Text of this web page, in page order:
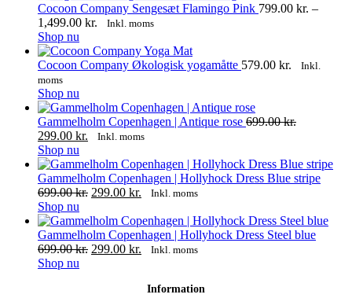
Cocoon Company Sengesæt Flamingo Pink 799.00 kr. –
1,499.00 kr. Prisinterval:
til
1,499.00 kr.
Inkl. moms
Shop nu
vare
har
Mulighederne
kan
vælges
varesiden
Cocoon Company Økologisk yogamåtte 579.00 kr.
Inkl.
moms
Shop nu
Gammelholm Copenhagen | Antique rose 699.00kr.
Den
oprindelige
pris
var:
699.00 kr..
299.00 kr. Den
pris
er:
299.00 kr..
Inkl. moms
Shop nu
vare
har
flere
Mulighederne
kan
vælges
Gammelholm Copenhagen | Hollyhock Dress Blue stripe
699.00kr. Den
pris
var:
699.00 kr..
299.00 kr. Den
pris
er:
299.00 kr..
Inkl. moms
Shop nu
vare
har
flere
Gammelholm Copenhagen | Hollyhock Dress Steel blue
699.00kr. Den
299.00 kr. Den
er:
Inkl. moms
Shop nu
Information